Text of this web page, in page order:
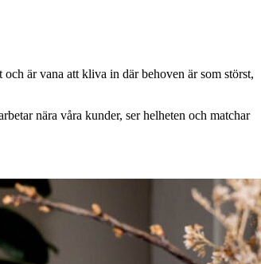
är vana att kliva in där behoven är som störst,
nära våra kunder, ser helheten och matchar